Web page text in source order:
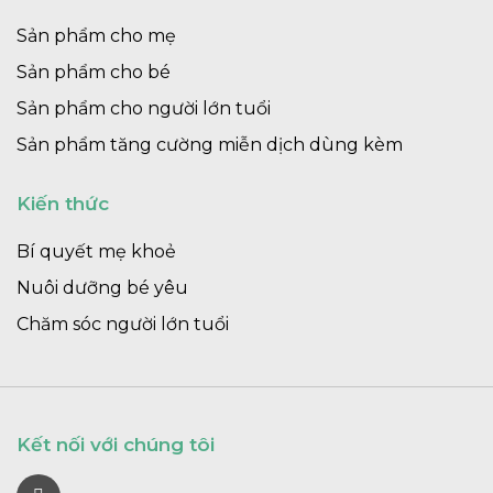
Sản phẩm cho mẹ
Sản phẩm cho bé
Sản phẩm cho người lớn tuổi
Sản phẩm tăng cường miễn dịch dùng kèm
Kiến thức
Bí quyết mẹ khoẻ
Nuôi dưỡng bé yêu
Chăm sóc người lớn tuổi
Kết nối với chúng tôi